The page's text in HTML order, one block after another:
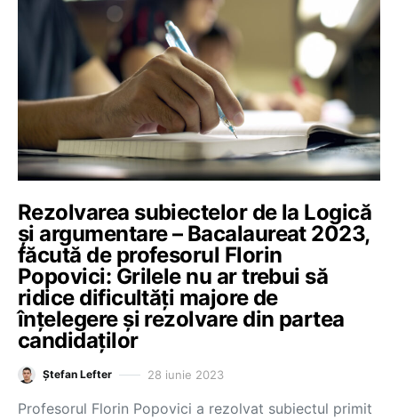
Rezolvarea subiectelor de la Logică
și argumentare – Bacalaureat 2023,
făcută de profesorul Florin
Popovici: Grilele nu ar trebui să
ridice dificultăți majore de
înțelegere și rezolvare din partea
candidaților
Ștefan Lefter 28 iunie 2023
Profesorul Florin Popovici a rezolvat subiectul primit